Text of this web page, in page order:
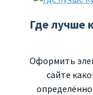
Где лучше
Оформить
сайте